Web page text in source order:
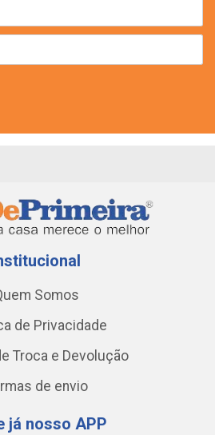
Somos
de Privacidade
Troca e Devolução
de envio
já nosso APP